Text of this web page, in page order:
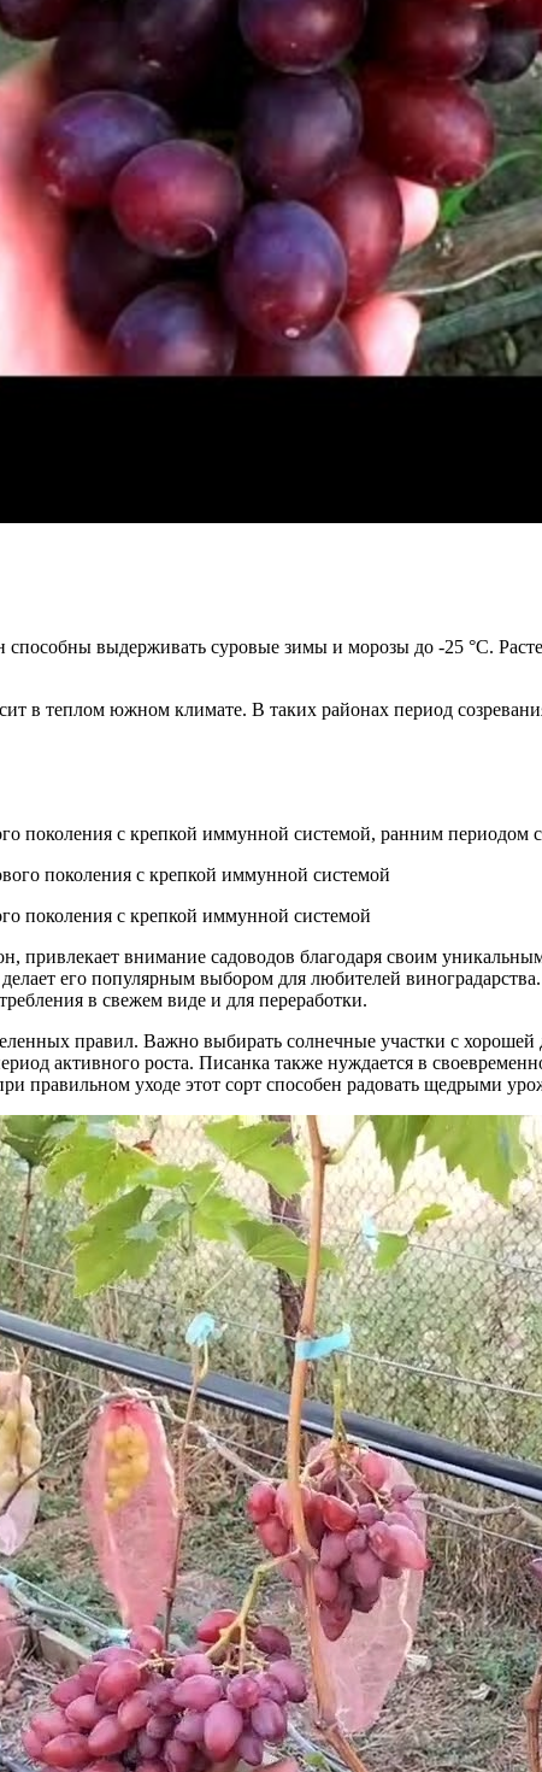
выдерживать суровые зимы и морозы до -25 °С.
в теплом южном климате. В таких районах период
поколения с крепкой иммунной системой, ранним периодом
поколения с крепкой иммунной системой
привлекает внимание садоводов благодаря своим
его популярным выбором для любителей
в свежем виде и для переработки.
правил. Важно выбирать солнечные участки с хорошей
активного роста. Писанка также нуждается в
правильном уходе этот сорт способен радовать щедрыми